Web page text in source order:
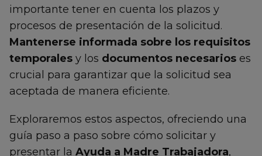
importante tener en cuenta los plazos y
procesos de presentación de la solicitud.
Mantenerse informada sobre los requisitos
temporales y los documentos necesarios es
crucial para garantizar que la solicitud sea
aceptada de manera eficiente.
Exploraremos estos aspectos, ofreciendo una
guía paso a paso sobre cómo solicitar y
presentar la Ayuda a Madre Trabajadora,